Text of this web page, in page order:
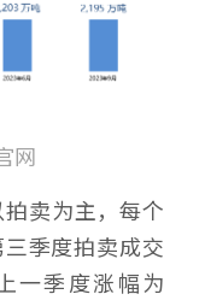
网
卖为主，每个
季度拍卖成交
一季度涨幅为